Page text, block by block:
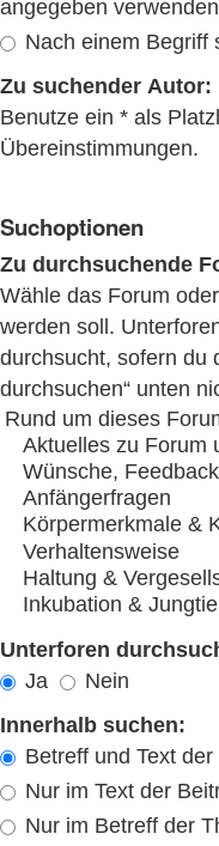
angegeben verwenden
Nach einem Begriff
Zu suchender Autor:
Benutze ein * als
Übereinstimmungen.
Suchoptionen
Zu durchsuchende
Wähle das Forum
werden soll.
durchsucht, sofern du
durchsuchen“ unten
Unterforen
Ja
Nein
Innerhalb suchen:
Betreff und Text
Nur im Text der
Nur im Betreff der